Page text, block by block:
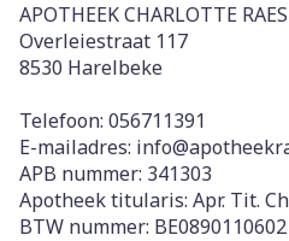
APOTHEEK CHARLOTTE
Overleiestraat 117
8530 Harelbeke
Telefoon: 056711391
E-mailadres: info@
APB nummer: 341303
Apotheek titularis: Apr. Tit.
BTW nummer: BE0890110602